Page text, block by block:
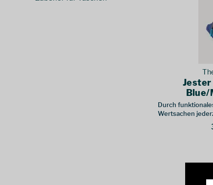
Jester
Durch
Wertsachen